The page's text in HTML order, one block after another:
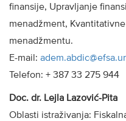
finansije, Upravljanje
menadžment,
menadžmentu.
E-mail:
Telefon: + 387 33 275 944
Doc. dr. Lejla Lazović-Pita
Oblasti istraživanja: